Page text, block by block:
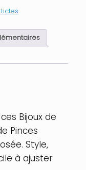
Bijoux de
Pinces
Style,
à ajuster